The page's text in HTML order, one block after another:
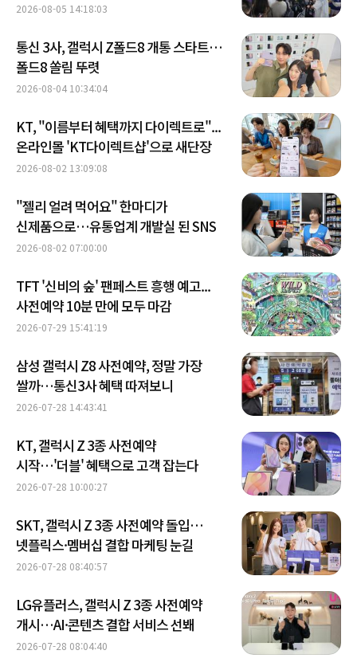
2026-08-05 14:18:03
통신 3사, 갤럭시 Z폴드8 개통 스타트…
폴드8 쏠림 뚜렷
2026-08-04 10:34:04
KT, "이름부터 혜택까지 다이렉트로"...
온라인몰 'KT다이렉트샵'으로 새단장
2026-08-02 13:09:08
"젤리 얼려 먹어요" 한마디가
신제품으로…유통업계 개발실 된 SNS
2026-08-02 07:00:00
TFT '신비의 숲' 팬페스트 흥행 예고...
사전예약 10분 만에 모두 마감
2026-07-29 15:41:19
삼성 갤럭시 Z8 사전예약, 정말 가장
쌀까…통신3사 혜택 따져보니
2026-07-28 14:43:41
KT, 갤럭시 Z 3종 사전예약
시작…'더블' 혜택으로 고객 잡는다
2026-07-28 10:00:27
SKT, 갤럭시 Z 3종 사전예약 돌입…
넷플릭스·멤버십 결합 마케팅 눈길
2026-07-28 08:40:57
LG유플러스, 갤럭시 Z 3종 사전예약
개시…AI·콘텐츠 결합 서비스 선봬
2026-07-28 08:04:40